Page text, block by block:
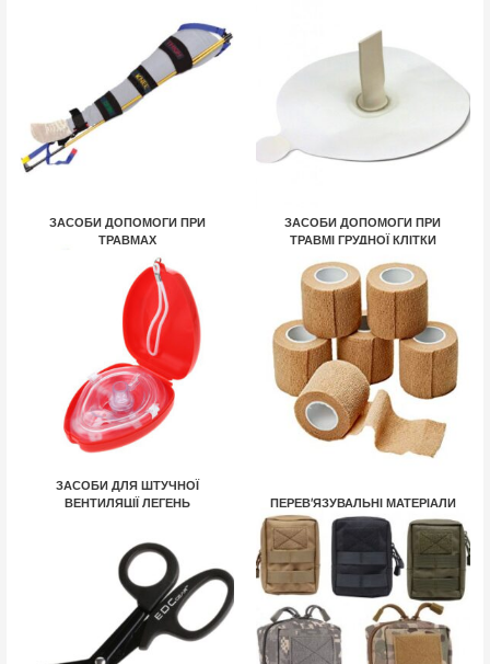
ЗАСОБИ ДОПОМОГИ ПРИ
ТРАВМАХ
ЗАСОБИ ДОПОМОГИ ПРИ
ТРАВМІ ГРУДНОЇ КЛІТКИ
ЗАСОБИ ДЛЯ ШТУЧНОЇ
ВЕНТИЛЯЦІЇ ЛЕГЕНЬ
ПЕРЕВ'ЯЗУВАЛЬНІ МАТЕРІАЛИ
20 ТОВАРІВ